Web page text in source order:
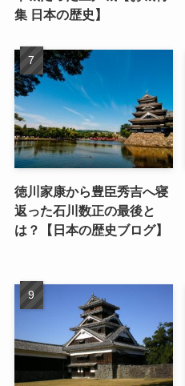
集 日本の歴史】
徳川家康から豊臣秀吉へ寝
返った石川数正の最後と
は？【日本の歴史ブログ】